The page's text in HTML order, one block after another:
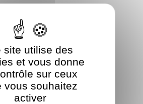
site utilise des
et vous donne
sur ceux
vous souhaitez
activer